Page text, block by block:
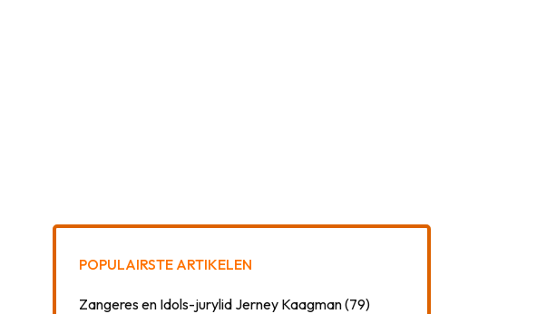
POPULAIRSTE ARTIKELEN
Zangeres en Idols-jurylid Jerney Kaagman (79)